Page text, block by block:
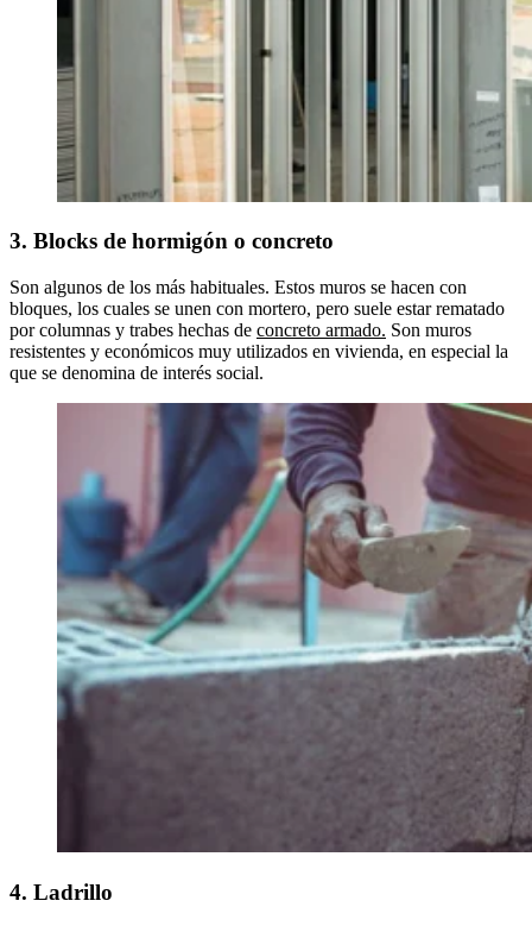
3. Blocks de hormigón o concreto
Son algunos de los más habituales. Estos muros se hacen con
bloques, los cuales se unen con mortero, pero suele estar rematado
por columnas y trabes hechas de concreto armado. Son muros
resistentes y económicos muy utilizados en vivienda, en especial la
que se denomina de interés social.
4. Ladrillo